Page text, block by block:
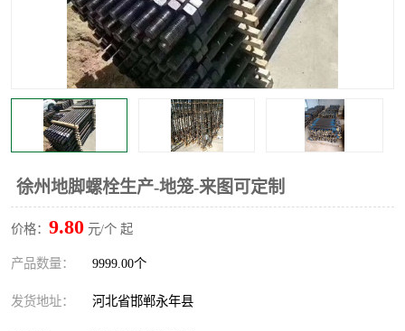
徐州地脚螺栓生产-地笼-来图可定制
价格： 9.80 元/个 起
产品数量： 9999.00个
发货地址： 河北省邯郸永年县